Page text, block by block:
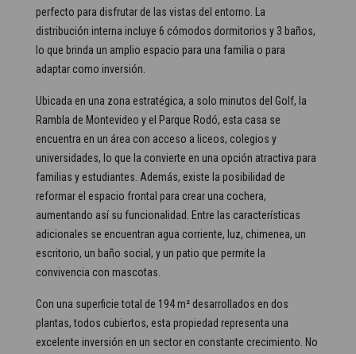
perfecto para disfrutar de las vistas del entorno. La
distribución interna incluye 6 cómodos dormitorios y 3 baños,
lo que brinda un amplio espacio para una familia o para
adaptar como inversión.
Ubicada en una zona estratégica, a solo minutos del Golf, la
Rambla de Montevideo y el Parque Rodó, esta casa se
encuentra en un área con acceso a liceos, colegios y
universidades, lo que la convierte en una opción atractiva para
familias y estudiantes. Además, existe la posibilidad de
reformar el espacio frontal para crear una cochera,
aumentando así su funcionalidad. Entre las características
adicionales se encuentran agua corriente, luz, chimenea, un
escritorio, un baño social, y un patio que permite la
convivencia con mascotas.
Con una superficie total de 194 m² desarrollados en dos
plantas, todos cubiertos, esta propiedad representa una
excelente inversión en un sector en constante crecimiento. No